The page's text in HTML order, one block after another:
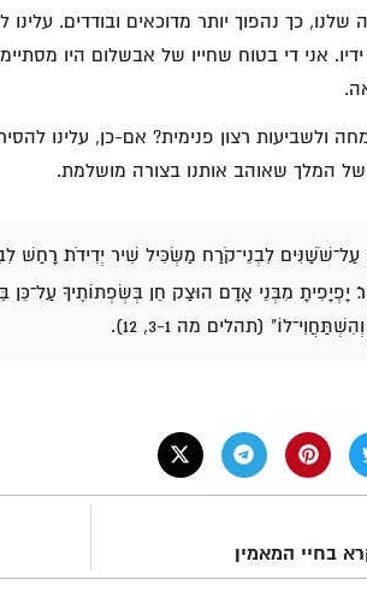
כך נהפוך יותר מדוכאים ובודדים.
אני די בטוח שחייו של אבשלום היו
ולשביעות רצון פנימית? אם-כן, עלינו
של המלך שאוהב אותנו בצורה מושלמת.
לִבְנֵי־קֹרַח מַשְׂכִּיל שִׁיר יְדִידֹת׃ רָחַשׁ
יָפְיָפִיתָ מִבְּנֵי אָדָם הוּצַק חֵן בְּשְׂפְתוֹתֶיךָ עַל־כֵּן
(תהלים מה 3-1, 12).
בחיי המאמין